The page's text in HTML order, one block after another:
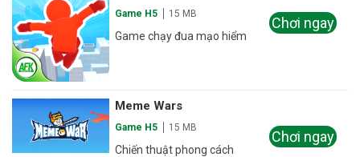
Game H5 15 MB
Game chạy đua mạo hiểm
Chơi ngay
Meme Wars
Game H5 15 MB
Chiến thuật phong cách
Chơi ngay